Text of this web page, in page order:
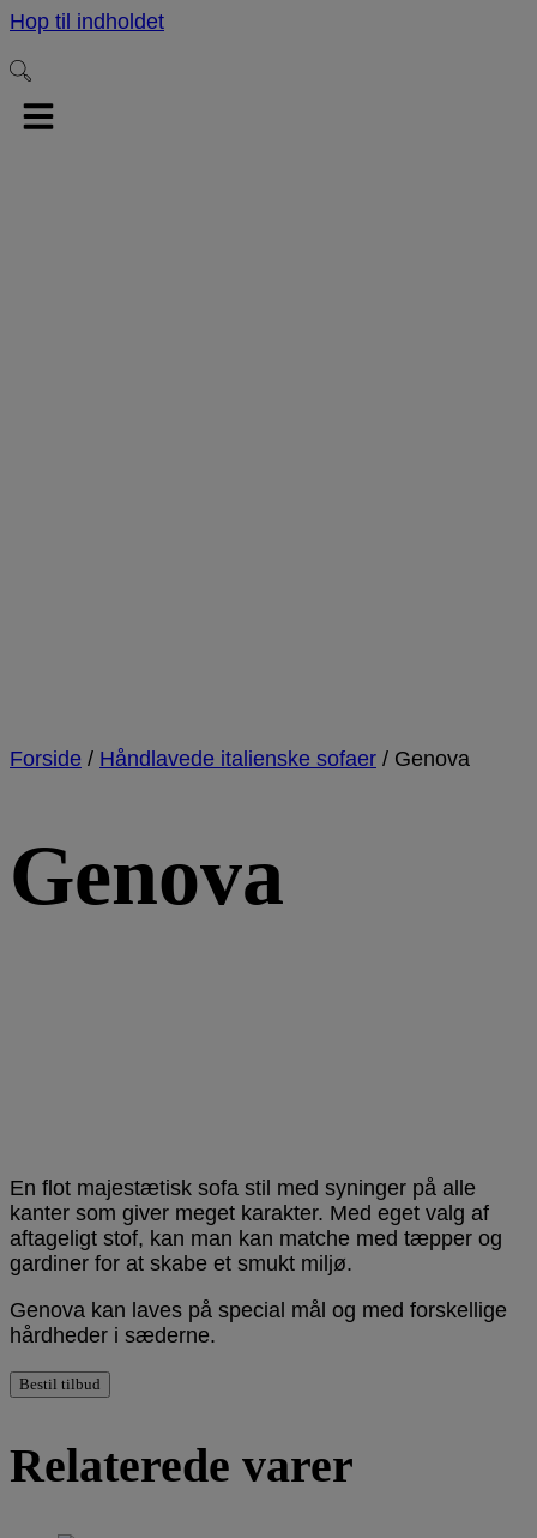
Hop til indholdet
Forside / Håndlavede italienske sofaer / Genova
Genova
En flot majestætisk sofa stil med syninger på alle
kanter som giver meget karakter. Med eget valg af
aftageligt stof, kan man kan matche med tæpper og
gardiner for at skabe et smukt miljø.
Genova kan laves på special mål og med forskellige
hårdheder i sæderne.
Bestil tilbud
Relaterede varer